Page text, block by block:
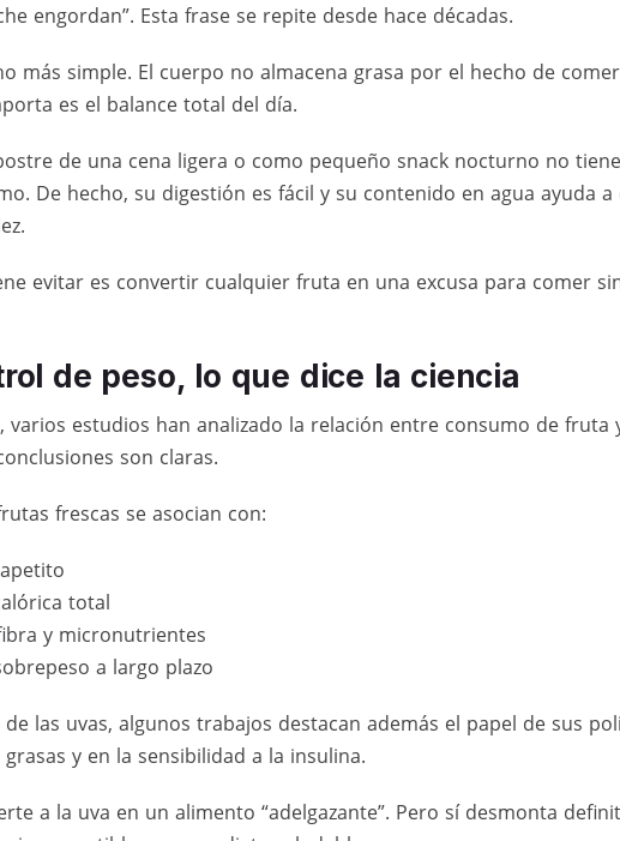
engordan”. Esta frase se repite desde hace décadas.
más simple. El cuerpo no almacena grasa por el hecho de
es el balance total del día.
de una cena ligera o como pequeño snack nocturno no
De hecho, su digestión es fácil y su contenido en agua ayuda a
evitar es convertir cualquier fruta en una excusa para comer
de peso, lo que dice la ciencia
varios estudios han analizado la relación entre consumo de fruta
son claras.
frescas se asocian con:
total
y micronutrientes
a largo plazo
las uvas, algunos trabajos destacan además el papel de sus
y en la sensibilidad a la insulina.
a la uva en un alimento “adelgazante”. Pero sí desmonta